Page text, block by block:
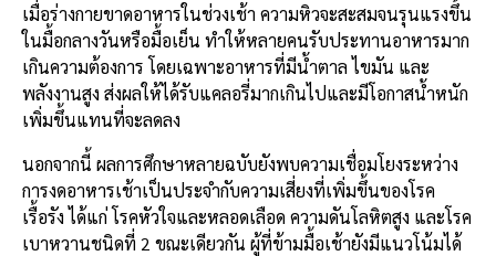
เมื่อร่างกายขาดอาหารในช่วงเช้า ความหิวจะสะสมจนรุนแรงขึ้น
ในมื้อกลางวันหรือมื้อเย็น ทำให้หลายคนรับประทานอาหารมาก
เกินความต้องการ โดยเฉพาะอาหารที่มีน้ำตาล ไขมัน และ
พลังงานสูง ส่งผลให้ได้รับแคลอรี่มากเกินไปและมีโอกาสน้ำหนัก
เพิ่มขึ้นแทนที่จะลดลง
นอกจากนี้ ผลการศึกษาหลายฉบับยังพบความเชื่อมโยงระหว่าง
การงดอาหารเช้าเป็นประจำกับความเสี่ยงที่เพิ่มขึ้นของโรค
เรื้อรัง ได้แก่ โรคหัวใจและหลอดเลือด ความดันโลหิตสูง และโรค
เบาหวานชนิดที่ 2 ขณะเดียวกัน ผู้ที่ข้ามมื้อเช้ายังมีแนวโน้มได้